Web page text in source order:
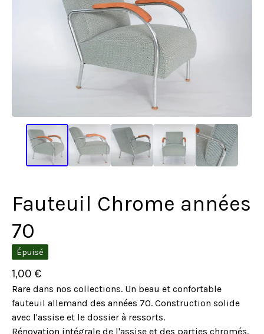
Fauteuil Chrome années
70
Épuisé
1,00 €
Rare dans nos collections. Un beau et confortable
fauteuil allemand des années 70. Construction solide
avec l'assise et le dossier à ressorts.
Rénovation intégrale de l'assise et des parties chromés.